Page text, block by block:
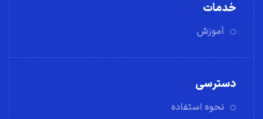
خدمات
آموزش
دسترسی
نحوه استفاده